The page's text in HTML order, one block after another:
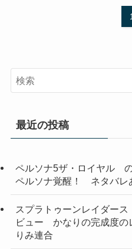
1
最近の投稿
ペルソナ5ザ・ロイヤル
ペルソナ覚醒！ ネタバレ
スプラトゥーンレイダ
ビュー かなりの完成度の
りみ連合